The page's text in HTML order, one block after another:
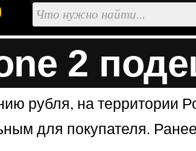
2
рубля, на территории
для покупателя.